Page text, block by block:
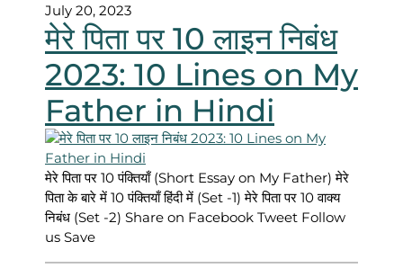
July 20, 2023
मेरे पिता पर 10 लाइन निबंध
2023: 10 Lines on My
Father in Hindi
मेरे पिता पर 10 पंक्तियाँ (Short Essay on My Father) मेरे
पिता के बारे में 10 पंक्तियाँ हिंदी में (Set -1) मेरे पिता पर 10 वाक्य
निबंध (Set -2) Share on Facebook Tweet Follow
us Save